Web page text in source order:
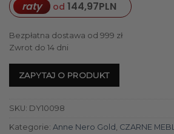
raty od 144,97PLN
Bezpłatna dostawa od 999 zł
Zwrot do 14 dni
ZAPYTAJ O PRODUKT
SKU: DY10098
Kategorie: Anne Nero Gold , CZARNE